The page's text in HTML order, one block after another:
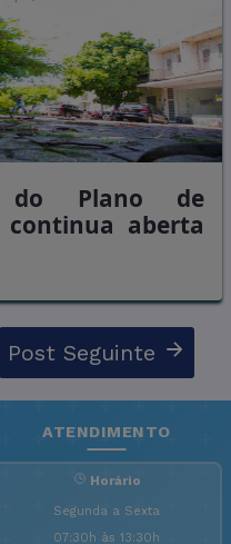
do Plano de
continua aberta
Post Seguinte
ATENDIMENTO
Horário
Segunda a Sexta
07:30h às 13:30h